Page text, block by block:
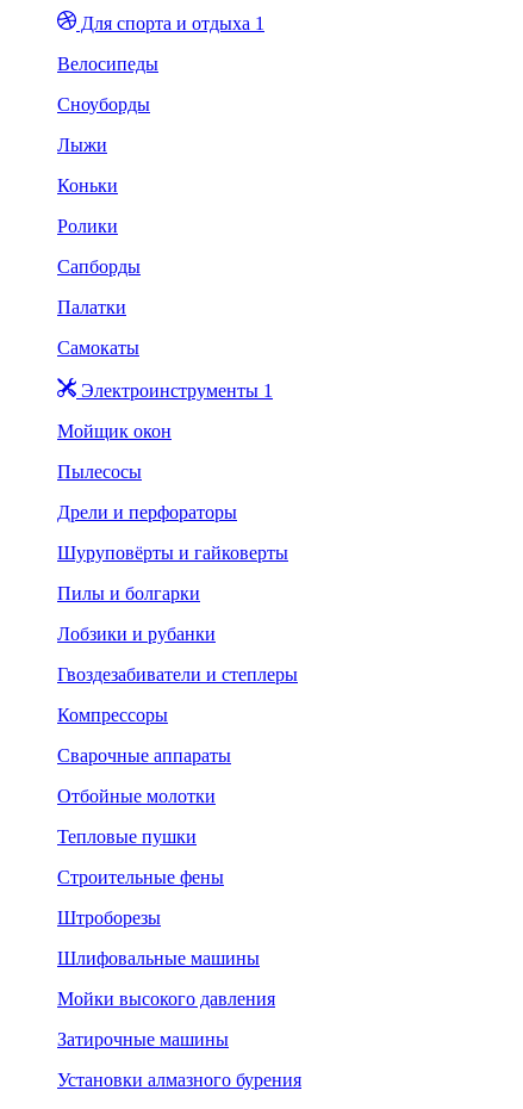
Для спорта и отдыха 1
Велосипеды
Сноуборды
Лыжи
Коньки
Ролики
Сапборды
Палатки
Самокаты
Электроинструменты 1
Мойщик окон
Пылесосы
Дрели и перфораторы
Шуруповёрты и гайковерты
Пилы и болгарки
Лобзики и рубанки
Гвоздезабиватели и степлеры
Компрессоры
Сварочные аппараты
Отбойные молотки
Тепловые пушки
Строительные фены
Штроборезы
Шлифовальные машины
Мойки высокого давления
Затирочные машины
Установки алмазного бурения